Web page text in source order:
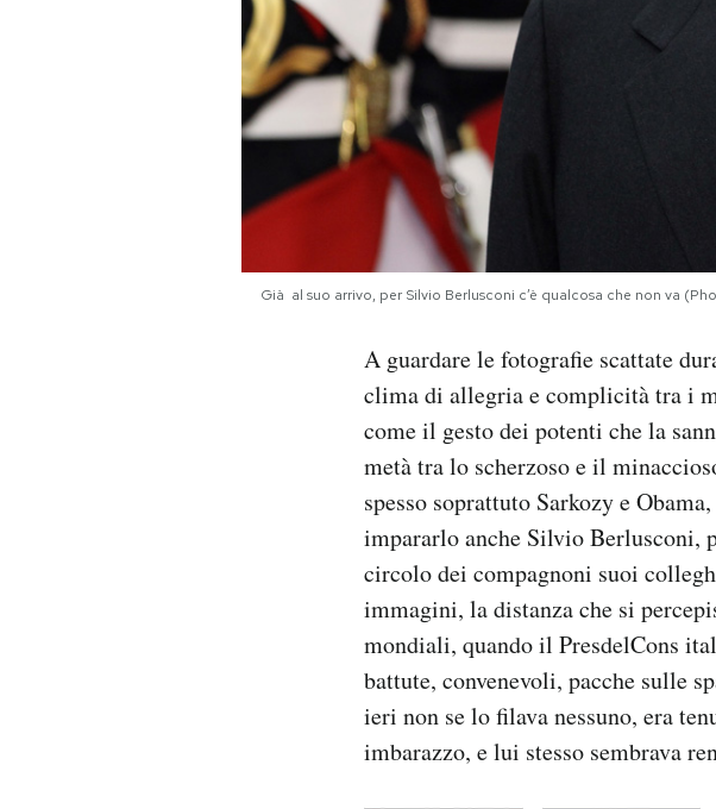
AREA PERSONALE
Hai bisogno di aiuto?Già al suo arrivo, per Silvio Berlusconi c’è qualcosa che non va
A guardare le fotografie scattate
clima di allegria e complicità tra i
come il gesto dei potenti che la
metà tra lo scherzoso e il
spesso soprattuto Sarkozy e
impararlo anche Silvio Berlusconi,
circolo dei compagnoni suoi
immagini, la distanza che si
mondiali, quando il PresdelCons
battute, convenevoli, pacche sulle
ieri non se lo filava nessuno, era
imbarazzo, e lui stesso sembrava